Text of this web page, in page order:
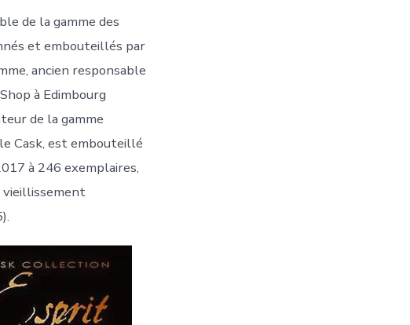
de la gamme des
et embouteillés par
ancien responsable
à Edimbourg
de la gamme
Cask, est embouteillé
à 246 exemplaires,
vieillissement